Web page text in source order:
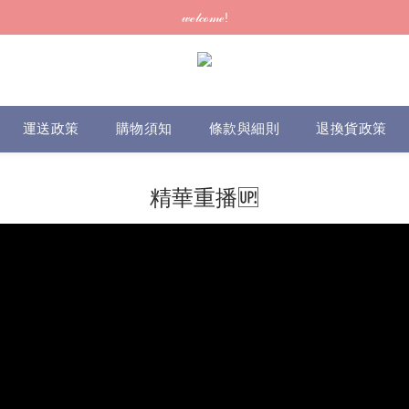
訂單可供取貨/發貨後會發出電郵通知，請填妥正確資料 (*通知以電郵為
𝓌ℯ𝓁𝒸ℴ𝓂ℯ!
訂單可供取貨/發貨後會發出電郵通知，請填妥正確資料 (*通知以電郵為
運送政策 購物須知 條款與細則 退換貨政策
精華重播🆙